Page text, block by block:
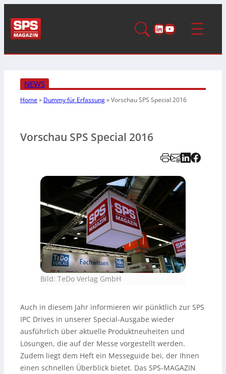
LinkedIn
YouTube
NEWS
Home» Dummy für Erfassung»Vorschau SPS Special 2016
Vorschau SPS Special 2016
Bild: TeDo Verlag GmbH
Auch in diesem Jahr informieren wir pünktlich zur SPS
IPC Drives in unserer Special-Ausgabe wieder
ausführlich über aktuelle Produktneuheiten und
Lösungen, die auf der Messe vorgestellt werden.
Zudem liegt dem Heft ein Messeguide bei, der Ihnen
einen schnellen Überblick bietet. Das SPS-MAGAZIN